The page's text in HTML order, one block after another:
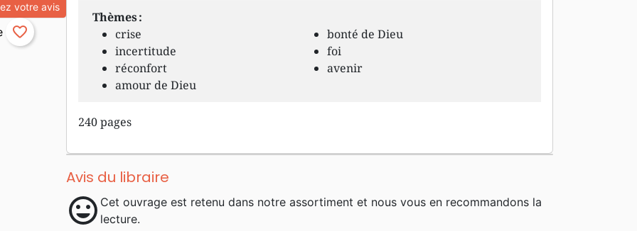
Thèmes :
crise
incertitude
réconfort
amour de Dieu
bonté de Dieu
foi
avenir
240 pages
Avis du libraire
mood Cet ouvrage est retenu dans notre assortiment et nous vous en recommandons la
lecture.
votre avis
favorite_border